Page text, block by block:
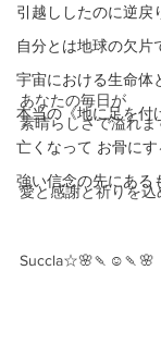
引越ししたのに逆戻
自分とは地球の欠片
宇宙における生命体
本当の《地に足を付
亡くなって お骨に
強い信念の先にある
あなたの毎日が
素晴らしさで溢れま
愛と感謝と祈りを込
Succla☆🌸🍡☺️🍡🌸